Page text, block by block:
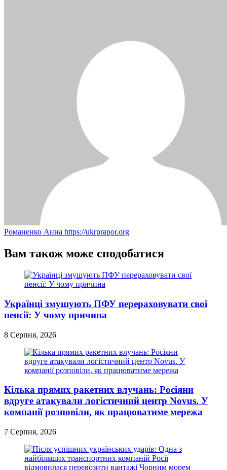
Романенко Анна https://ukrprapor.org
Вам також може сподобатися
Українці змушують ПФУ перераховувати свої
пенсії: У чому причина
8 Серпня, 2026
Кілька прямих ракетних влучань: Росіяни
вдруге атакували логістичний центр Novus. У
компанії розповіли, як працюватиме мережа
7 Серпня, 2026